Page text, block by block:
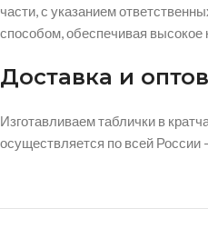
части, с указанием
способом, обеспечивая высокое
Доставка и
Изготавливаем таблички в
осуществляется по всей